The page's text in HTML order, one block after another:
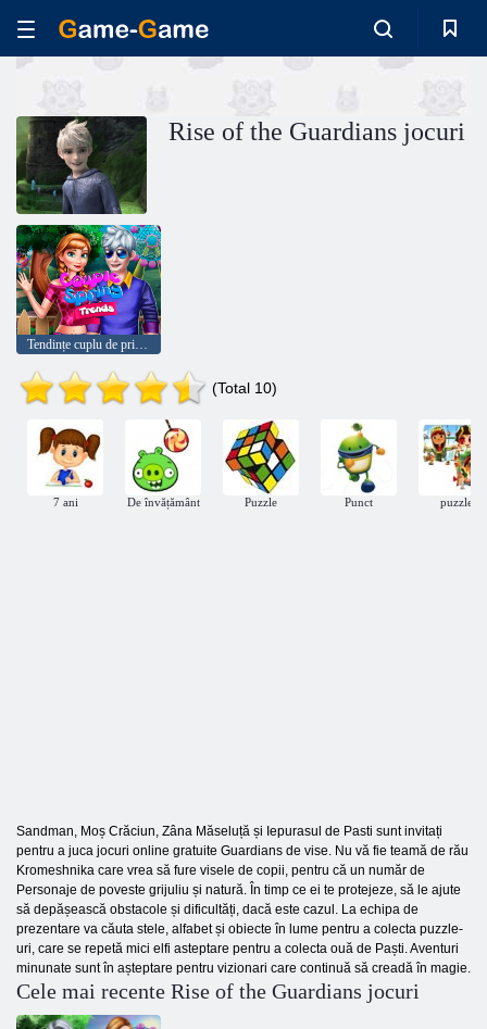
Rise of the Guardians jocuri
Tendințe cuplu de primăvară
(Total 10)
7 ani De învățământ Puzzle Punct puzzle
Sandman, Moș Crăciun, Zâna Măseluță și Iepurasul de Pasti sunt invitați
pentru a juca jocuri online gratuite Guardians de vise. Nu vă fie teamă de rău
Kromeshnika care vrea să fure visele de copii, pentru că un număr de
Personaje de poveste grijuliu și natură. În timp ce ei te protejeze, să le ajute
să depășească obstacole și dificultăți, dacă este cazul. La echipa de
prezentare va căuta stele, alfabet și obiecte în lume pentru a colecta puzzle-
uri, care se repetă mici elfi asteptare pentru a colecta ouă de Paști. Aventuri
minunate sunt în așteptare pentru vizionari care continuă să creadă în magie.
Cele mai recente Rise of the Guardians jocuri